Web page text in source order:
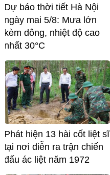
Dự báo thời tiết Hà Nội
ngày mai 5/8: Mưa lớn
kèm dông, nhiệt độ cao
nhất 30°C
Phát hiện 13 hài cốt liệt sĩ
tại nơi diễn ra trận chiến
đấu ác liệt năm 1972